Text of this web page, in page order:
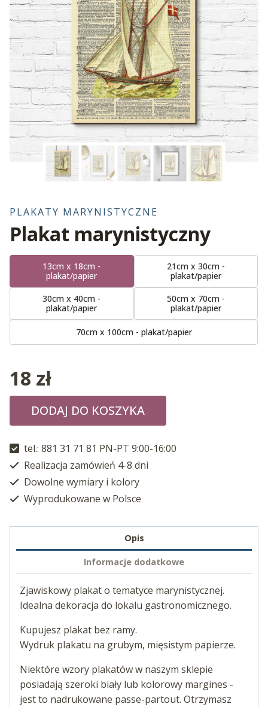
PLAKATY MARYNISTYCZNE
Plakat marynistyczny
13cm x 18cm -
plakat/papier
21cm x 30cm -
plakat/papier
30cm x 40cm -
plakat/papier
50cm x 70cm -
plakat/papier
70cm x 100cm - plakat/papier
18 zł
DODAJ DO KOSZYKA
tel.: 881 31 71 81 PN-PT 9:00-16:00
Realizacja zamówień 4-8 dni
Dowolne wymiary i kolory
Wyprodukowane w Polsce
Opis
Informacje dodatkowe
Zjawiskowy plakat o tematyce marynistycznej.
Idealna dekoracja do lokalu gastronomicznego.
Kupujesz plakat bez ramy.
Wydruk plakatu na grubym, mięsistym papierze.
Niektóre wzory plakatów w naszym sklepie
posiadają szeroki biały lub kolorowy margines -
jest to nadrukowane passe-partout. Otrzymasz